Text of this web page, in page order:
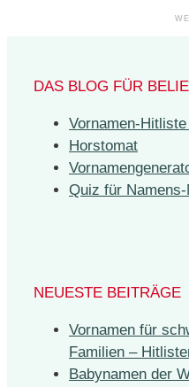
DAS BLOG FÜR
Vornamen-
Horstomat
Quiz für Namens-
NEUESTE BEITRÄGE
Vornamen für
Familien –
Babynamen der